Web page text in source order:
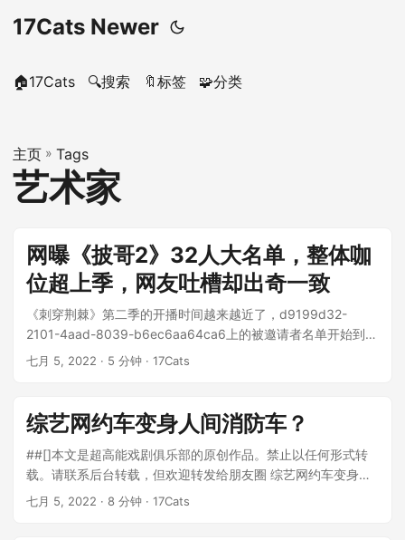
17Cats Newer
🏠17Cats 🔍搜索 🔖标签 🧩分类
主页 » Tags
艺术家
网曝《披哥2》32人大名单，整体咖
位超上季，网友吐槽却出奇一致
《刺穿荆棘》第二季的开播时间越来越近了，d9199d32-
2101-4aad-8039-b6ec6aa64ca6上的被邀请者名单开始到处
乱飞...
七月 5, 2022 · 5 分钟 · 17Cats
综艺网约车变身人间消防车？
##[]本文是超高能戏剧俱乐部的原创作品。禁止以任何形式转
载。请联系后台转载，但欢迎转发给朋友圈 综艺网约车变身人
间消防车？ 昨天上午，周阳青发...
七月 5, 2022 · 8 分钟 · 17Cats